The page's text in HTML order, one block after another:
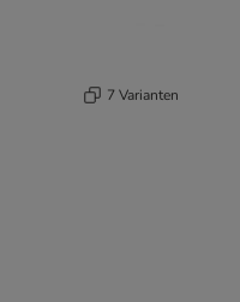
7 Varianten